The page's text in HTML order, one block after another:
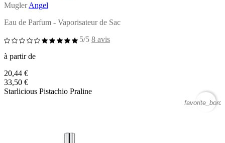
Mugler Angel
Eau de Parfum - Vaporisateur de Sac
5/5 8 avis
à partir de
20,44 €
33,50 €
Starlicious Pistachio Praline